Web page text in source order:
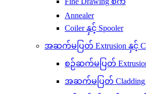
Annealer
Coiler နှင့် Spooler
အဆက်မပြတ် Extrusion နှင့်
စဉ်ဆက်မပြတ်
အဆက်မပြတ် Cladding